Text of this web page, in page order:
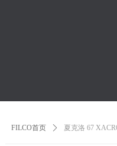
FILCO首页 ꄲ 夏克洛 67